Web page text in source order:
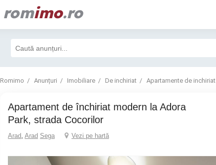
romimo.ro
Romimo Anunțuri Imobiliare De inchiriat Apartamente de inchiriat
Apartament de închiriat modern la Adora
Park, strada Cocorilor
Arad, Arad Sega Vezi pe hartă